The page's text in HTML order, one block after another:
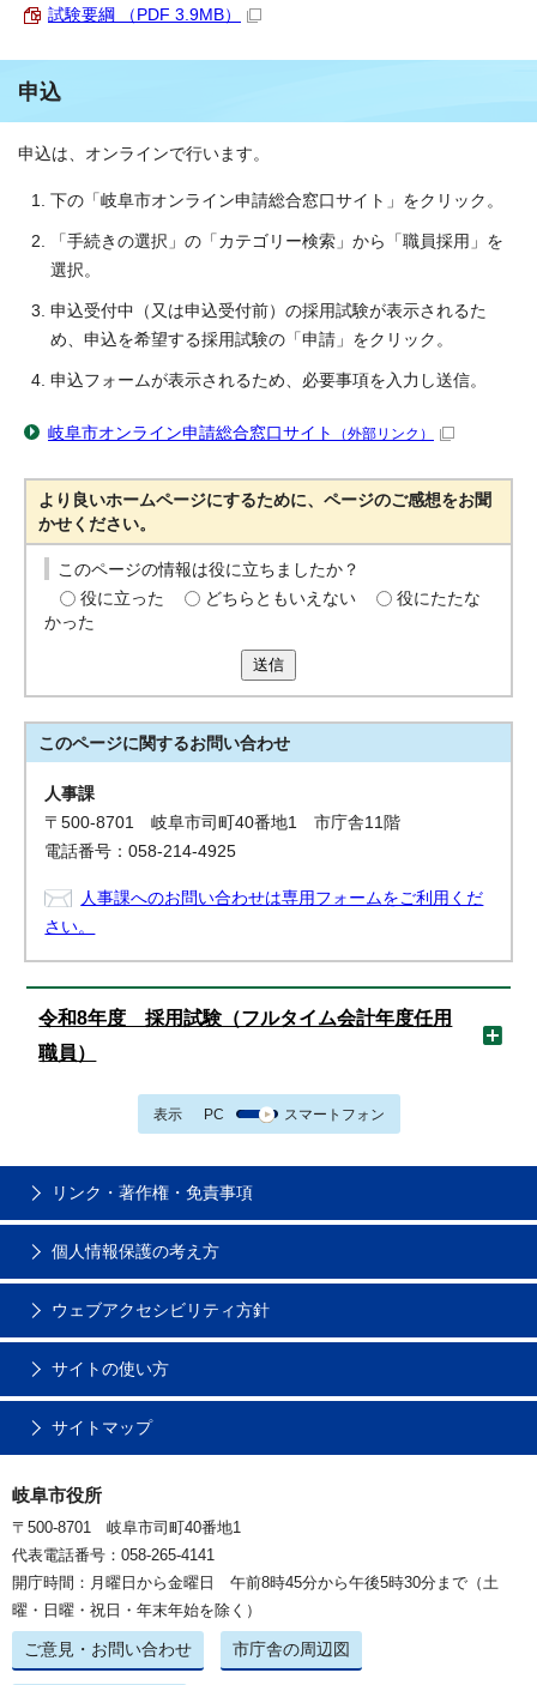
試験要綱 （PDF 3.9MB）
申込
申込は、オンラインで行います。
下の「岐阜市オンライン申請総合窓口サイト」をクリック。
「手続きの選択」の「カテゴリー検索」から「職員採用」を
選択。
申込受付中（又は申込受付前）の採用試験が表示されるた
め、申込を希望する採用試験の「申請」をクリック。
申込フォームが表示されるため、必要事項を入力し送信。
岐阜市オンライン申請総合窓口サイト （外部リンク）
より良いホームページにするために、ページのご感想をお聞
かせください。
このページの情報は役に立ちましたか？
役に立った
どちらともいえない
役にたたな
かった
送信
このページに関するお問い合わせ
人事課
〒500-8701 岐阜市司町40番地1 市庁舎11階
電話番号：058-214-4925
人事課へのお問い合わせは専用フォームをご利用くだ
さい。
令和8年度 採用試験（フルタイム会計年度任用
職員）
表示 PC スマートフォン
リンク・著作権・免責事項
個人情報保護の考え方
ウェブアクセシビリティ方針
サイトの使い方
サイトマップ
岐阜市役所
〒500-8701 岐阜市司町40番地1
代表電話番号：058-265-4141
開庁時間：月曜日から金曜日 午前8時45分から午後5時30分まで（土
曜・日曜・祝日・年末年始を除く）
ご意見・お問い合わせ 市庁舎の周辺図